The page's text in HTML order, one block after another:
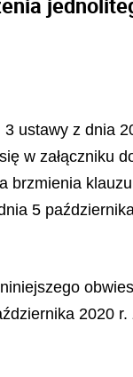
ustawy z dnia
w załączniku
brzmienia
5
2020